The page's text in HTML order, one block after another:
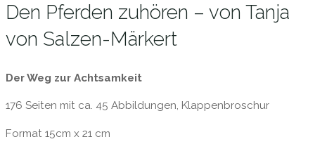
Den Pferden zuhören – von Tanja
von Salzen-Märkert
Der Weg zur Achtsamkeit
176 Seiten mit ca. 45 Abbildungen, Klappenbroschur
Format 15cm x 21 cm